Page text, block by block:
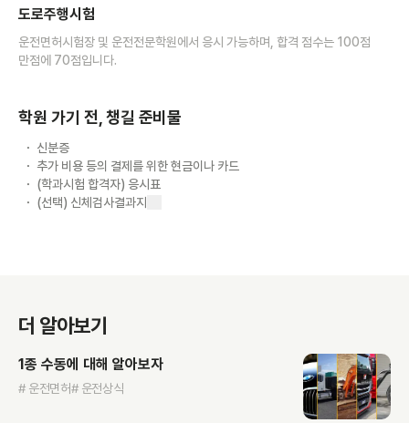
도로주행시험
운전면허시험장 및 운전전문학원에서 응시 가능하며, 합격 점수는 100점
만점에 70점입니다.
학원 가기 전, 챙길 준비물
신분증
추가 비용 등의 결제를 위한 현금이나 카드
(학과시험 합격자) 응시표
(선택) 신체검사결과지
더 알아보기
1종 수동에 대해 알아보자
# 운전면허# 운전상식